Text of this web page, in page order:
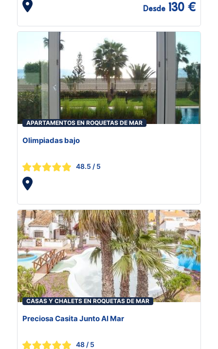
Desde 130 €
APARTAMENTOS EN ROQUETAS DE MAR
Olimpiadas bajo
48.5 / 5
CASAS Y CHALETS EN ROQUETAS DE MAR
Preciosa Casita Junto Al Mar
48 / 5